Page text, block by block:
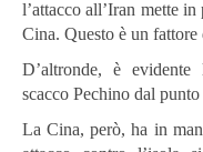
l’attacco all’Iran mette
Cina. Questo è un fattore
D’altronde, è evidente
scacco Pechino dal
La Cina, però, ha in